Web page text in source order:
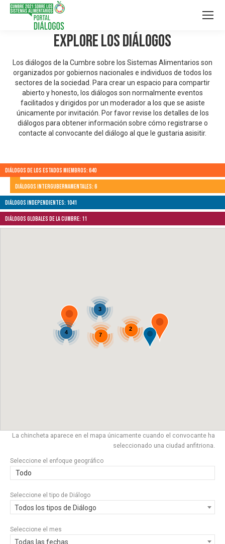
Explore los Diálogos
Los diálogos de la Cumbre sobre los Sistemas Alimentarios son
organizados por gobiernos nacionales e individuos de todos los
sectores de la sociedad. Para crear un espacio para compartir
abierto y honesto, los diálogos son normalmente eventos
facilitados y dirigidos por un moderador a los que se asiste
únicamente por invitación. Por favor revise los detalles de los
diálogos para obtener información sobre cómo registrarse o
contacte al convocante del diálogo al que le gustaria asisitir.
Diálogos de los Estados Miembros: 640
Diálogos Intergubernamentales: 6
Diálogos independientes: 1041
Diálogos globales de la Cumbre: 11
3
4 7
2
La chincheta aparece en el mapa únicamente cuando el convocante ha
seleccionado una ciudad anfitriona.
Seleccione el enfoque geográfico
Todo
Seleccione el tipo de Diálogo
Todos los tipos de Diálogo
Seleccione el mes
Todas las fechas